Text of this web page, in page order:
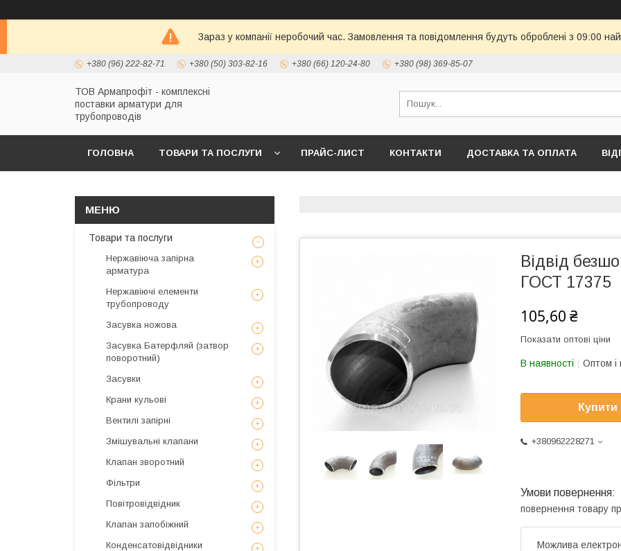
Зараз у компанії неробочий час. Замовлення та повідомлення будуть оброблені з 09:00
+380 (96) 222-82-71 +380 (50) 303-82-16 +380 (66) 120-24-80 +380 (98) 369-85-07
ТОВ Армапрофіт - комплексні
поставки арматури для
трубопроводів
ГОЛОВНА ТОВАРИ ТА ПОСЛУГИ ПРАЙС-ЛИСТ КОНТАКТИ ДОСТАВКА ТА ОПЛАТА
Відвід
ГОСТ 17375
105,60 ₴
Показати оптові ціни
В наявності Оптом і
Купити
+380962228271
повернення товару
Товари та послуги
Нержавіюча запірна
арматура
Нержавіючі елементи
трубопроводу
Засувка ножова
Засувка Батерфляй (затвор
поворотний)
Засувки
Крани кульові
Вентилі запірні
Змішувальні клапани
Клапан зворотний
Фільтри
Повітровідвідник
Клапан запобіжний
Конденсатовідвідники